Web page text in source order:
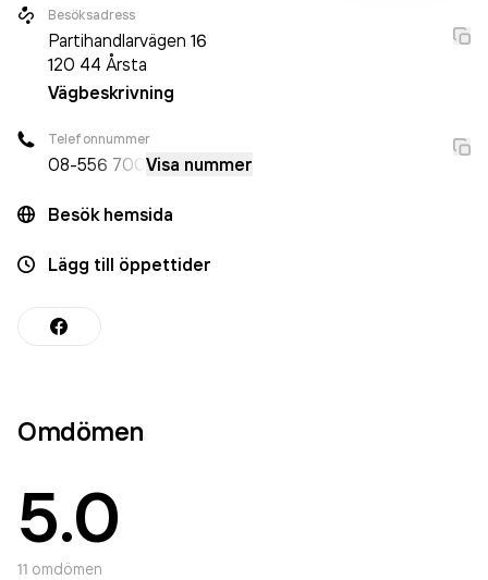
Besöksadress
Partihandlarvägen 16
120 44 Årsta
Vägbeskrivning
Telefonnummer
08-556 700 Visa nummer
Besök hemsida
Lägg till öppettider
Omdömen
5.0
11 omdömen